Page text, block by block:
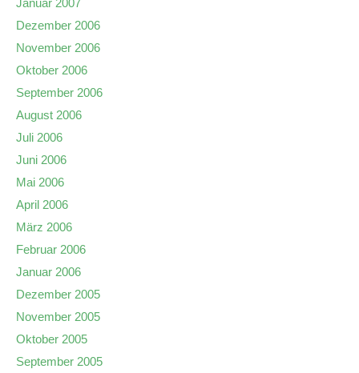
Dezember 2006
November 2006
Oktober 2006
September 2006
August 2006
Juli 2006
Juni 2006
Mai 2006
April 2006
März 2006
Februar 2006
Januar 2006
Dezember 2005
November 2005
Oktober 2005
September 2005